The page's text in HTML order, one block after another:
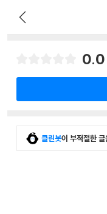
0.0
클린봇이 부적절한